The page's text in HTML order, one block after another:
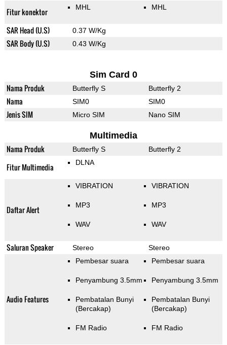
Fitur konektor MHL MHL
SAR Head (U.S) 0.37 W/Kg
SAR Body (U.S) 0.43 W/Kg
Sim Card 0
Nama Produk Butterfly S Butterfly 2
Nama SIM0 SIM0
Jenis SIM Micro SIM Nano SIM
Multimedia
Nama Produk Butterfly S Butterfly 2
Fitur Multimedia DLNA
Daftar Alert
VIBRATION
MP3
WAV
VIBRATION
MP3
WAV
Saluran Speaker Stereo Stereo
Audio Features
Pembesar suara
Penyambung 3.5mm
Pembatalan Bunyi
(Bercakap)
FM Radio
Pembesar suara
Penyambung 3.5mm
Pembatalan Bunyi
(Bercakap)
FM Radio